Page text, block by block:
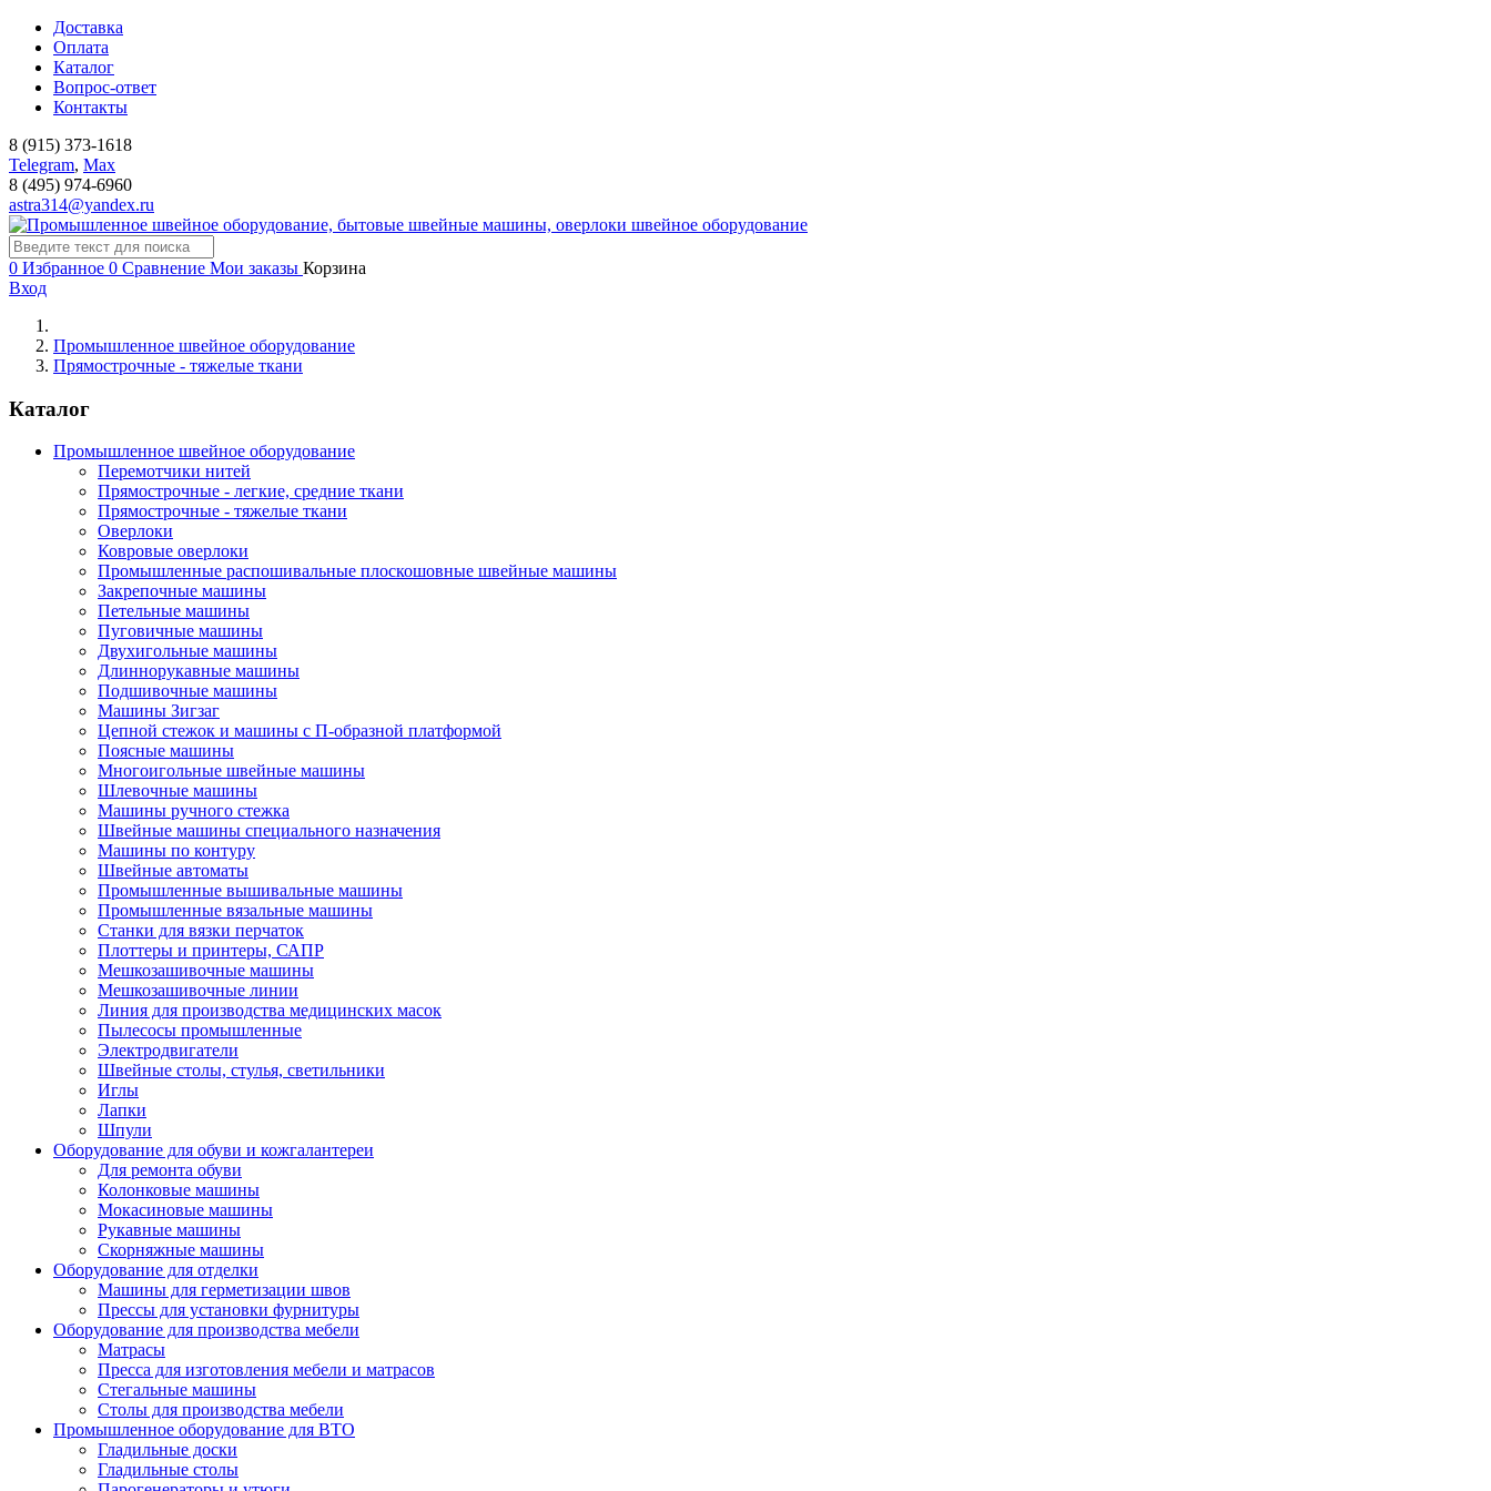
Доставка
Оплата
Каталог
Вопрос-ответ
Контакты
8 (915) 373-1618
Telegram, Мах
8 (495) 974-6960
astra314@yandex.ru
швейное оборудование
0 Избранное 0 Сравнение Мои заказы Корзина
Вход
Промышленное швейное оборудование
Прямострочные - тяжелые ткани
Каталог
Промышленное швейное оборудование
Перемотчики нитей
Прямострочные - легкие, средние ткани
Прямострочные - тяжелые ткани
Оверлоки
Ковровые оверлоки
Промышленные распошивальные плоскошовные швейные машины
Закрепочные машины
Петельные машины
Пуговичные машины
Двухигольные машины
Длиннорукавные машины
Подшивочные машины
Машины Зигзаг
Цепной стежок и машины с П-образной платформой
Поясные машины
Многоигольные швейные машины
Шлевочные машины
Машины ручного стежка
Швейные машины специального назначения
Машины по контуру
Швейные автоматы
Промышленные вышивальные машины
Промышленные вязальные машины
Станки для вязки перчаток
Плоттеры и принтеры, САПР
Мешкозашивочные машины
Мешкозашивочные линии
Линия для производства медицинских масок
Пылесосы промышленные
Электродвигатели
Швейные столы, стулья, светильники
Иглы
Лапки
Шпули
Оборудование для обуви и кожгалантереи
Для ремонта обуви
Колонковые машины
Мокасиновые машины
Рукавные машины
Скорняжные машины
Оборудование для отделки
Машины для герметизации швов
Прессы для установки фурнитуры
Оборудование для производства мебели
Матрасы
Пресса для изготовления мебели и матрасов
Стегальные машины
Столы для производства мебели
Промышленное оборудование для ВТО
Гладильные доски
Гладильные столы